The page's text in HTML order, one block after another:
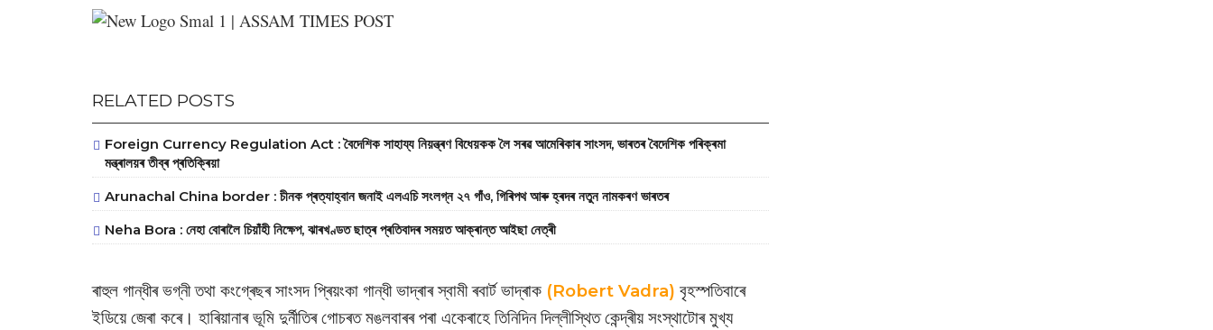
RELATED POSTS
Foreign Currency Regulation Act : বৈদেশিক সাহায্য নিয়ন্ত্ৰণ বিধেয়কক লৈ সৰৱ আমেৰিকাৰ সাংসদ, ভাৰতৰ বৈদেশিক পৰিক্ৰমা
মন্ত্ৰালয়ৰ তীব্ৰ প্ৰতিক্ৰিয়া
Arunachal China border : চীনক প্ৰত্যাহ্বান জনাই এলএচি সংলগ্ন ২৭ গাঁও, গিৰিপথ আৰু হ্ৰদৰ নতুন নামকৰণ ভাৰতৰ
Neha Bora : নেহা বোৰালৈ চিয়াঁহী নিক্ষেপ, ঝাৰখণ্ডত ছাত্ৰ প্ৰতিবাদৰ সময়ত আক্ৰান্ত আইছা নেত্ৰী
ৰাহুল গান্ধীৰ ভগ্নী তথা কংগ্ৰেছৰ সাংসদ প্ৰিয়ংকা গান্ধী ভাদ্ৰাৰ স্বামী ৰবাৰ্ট ভাদ্ৰাক (Robert Vadra) বৃহস্পতিবাৰে
ইডিয়ে জেৰা কৰে। হাৰিয়ানাৰ ভূমি দুৰ্নীতিৰ গোচৰত মঙলবাৰৰ পৰা একেৰাহে তিনিদিন দিল্লীস্থিত কেন্দ্ৰীয় সংস্থাটোৰ মুখ্য